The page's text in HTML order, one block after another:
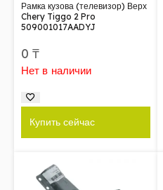
Рамка кузова (телевизор) Верх
Chery Tiggo 2 Pro
509001017AADYJ
0₸
Нет в наличии
Купить сейчас